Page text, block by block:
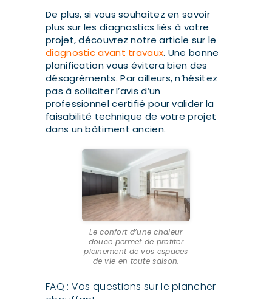
De plus, si vous souhaitez en savoir
plus sur les diagnostics liés à votre
projet, découvrez notre article sur le
diagnostic avant travaux. Une bonne
planification vous évitera bien des
désagréments. Par ailleurs, n’hésitez
pas à solliciter l’avis d’un
professionnel certifié pour valider la
faisabilité technique de votre projet
dans un bâtiment ancien.
Le confort d’une chaleur
douce permet de profiter
pleinement de vos espaces
de vie en toute saison.
FAQ : Vos questions sur le plancher